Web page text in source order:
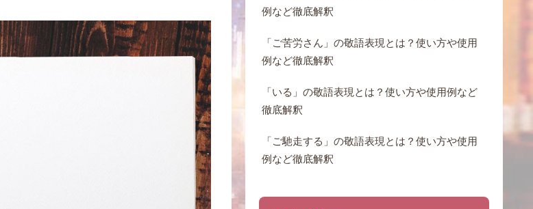
例など徹底解釈
「ご苦労さん」の敬語表現とは？使い方や使用
例など徹底解釈
「いる」の敬語表現とは？使い方や使用例など
徹底解釈
「ご馳走する」の敬語表現とは？使い方や使用
例など徹底解釈